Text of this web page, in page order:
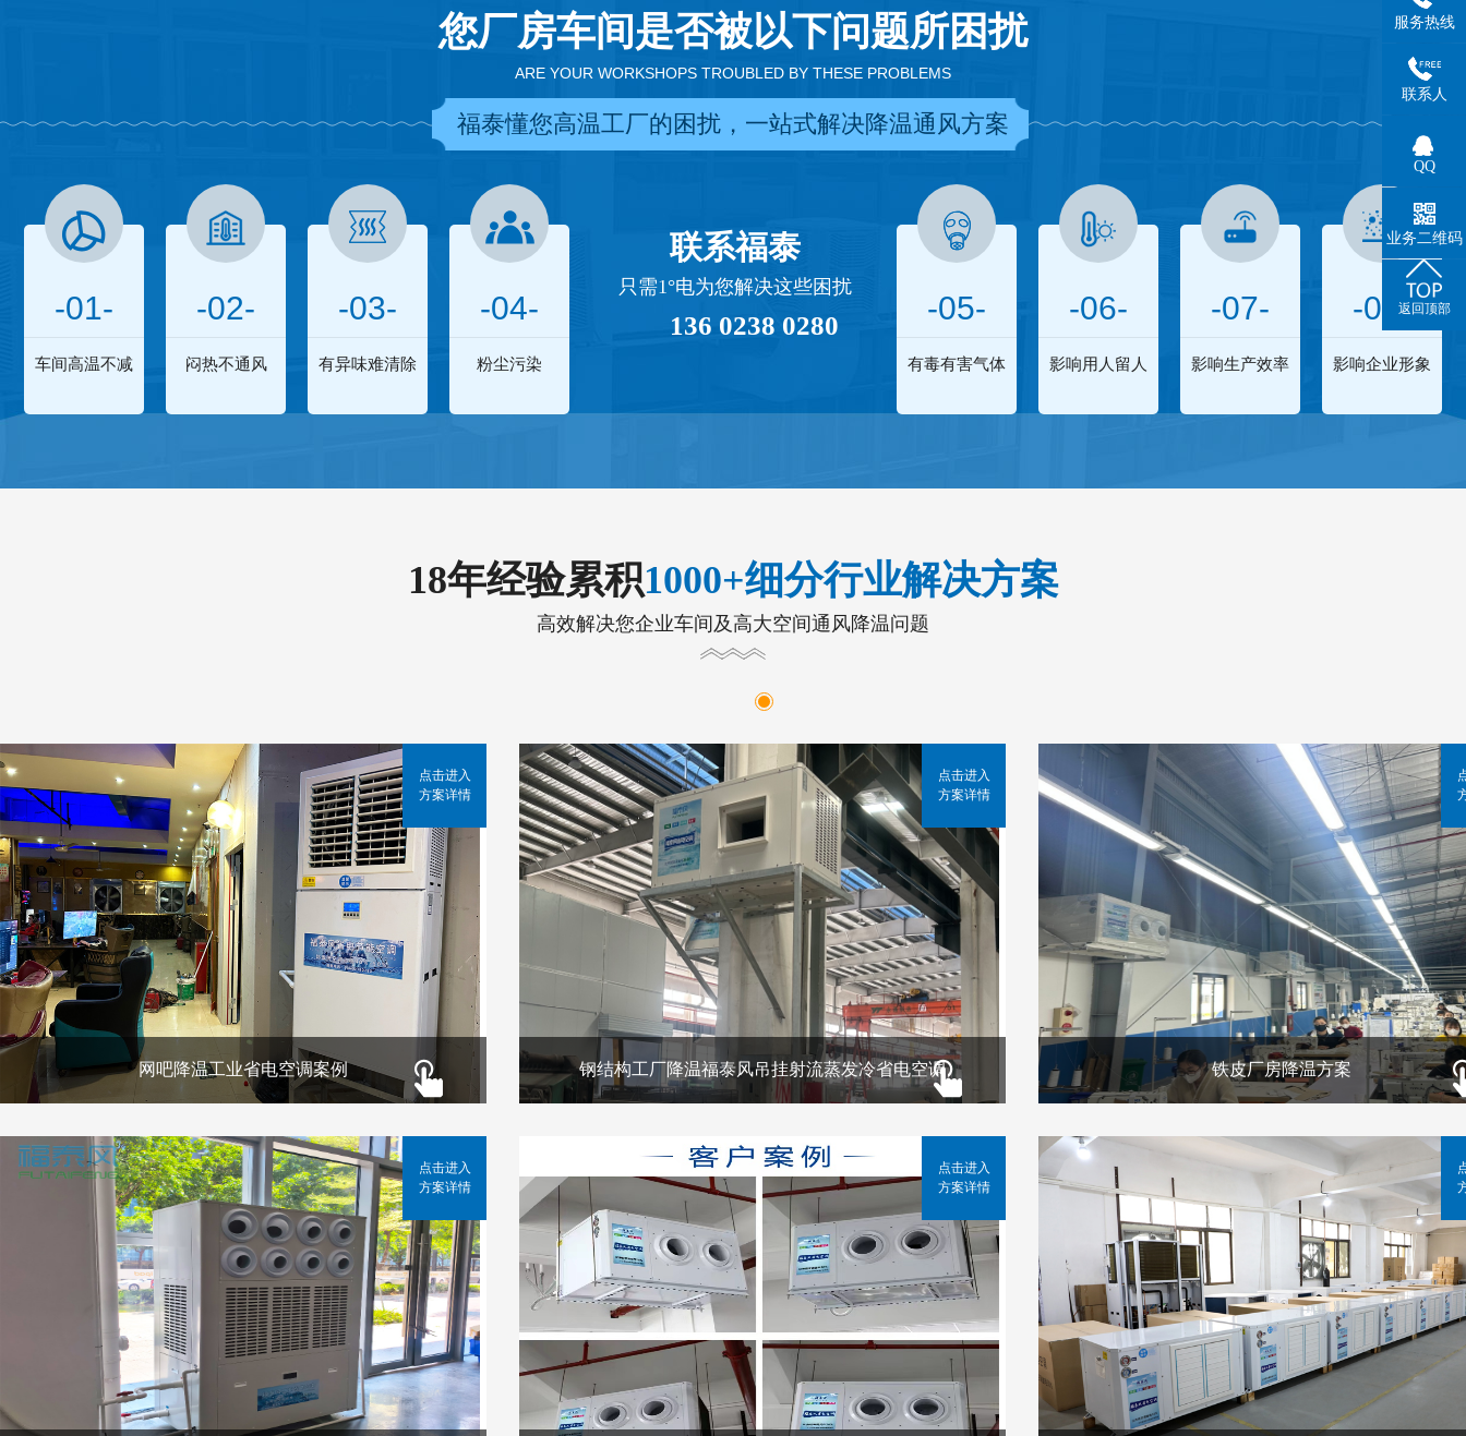
您厂房车间是否被以下问题所困扰
ARE YOUR WORKSHOPS TROUBLED BY THESE PROBLEMS
福泰懂您高温工厂的困扰，一站式解决降温通风方案
-01-
车间高温不减
-02-
闷热不通风
-03-
有异味难清除
-04-
粉尘污染
联系福泰
只需1°电为您解决这些困扰
136 0238 0280 -05-
有毒有害气体
-06-
影响用人留人
-07-
影响生产效率
-08-
影响企业形象
18年经验累积1000+细分行业解决方案
高效解决您企业车间及高大空间通风降温问题
网吧降温工业省电空调案例
点击进入
方案详情
钢结构工厂降温福泰风吊挂射流蒸发冷省电空调
点击进入
方案详情
铁皮厂房降温方案
点击进入
方案详情
点击进入
方案详情
服务热线
联系人
QQ
业务二维码
返回顶部